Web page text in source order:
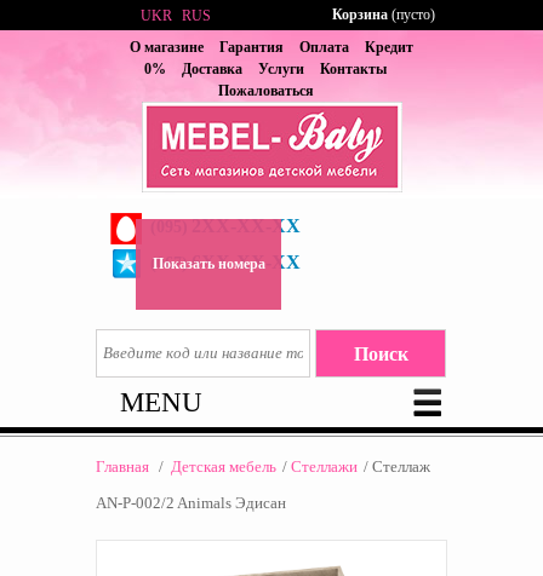
О магазине Гарантия Оплата
Кредит
0%
Доставка Услуги
Контакты
Пожаловаться
2XX-XX-XX
(067) 6XX-XX-XX
Показать номера
UKR RUS Корзина (пусто)
MENU
Главная / Детская мебель / Стеллажи / Стеллаж
AN-P-002/2 Animals Эдисан